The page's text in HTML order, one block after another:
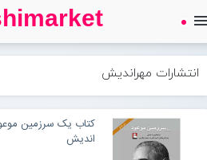
SHIMARKET
فروشگاه اینترنتی کتاب
درباره ما
انتشارات مهراندیش
کتاب یک سرزمین موعود
اندیش